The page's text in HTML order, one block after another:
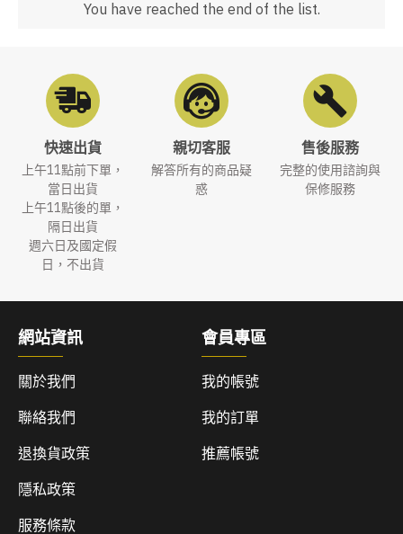
You have reached the end of the list.
快速出貨
上午11點前下單，
當日出貨
上午11點後的單，
隔日出貨
週六日及國定假
日，不出貨
親切客服
解答所有的商品疑
惑
售後服務
完整的使用諮詢與
保修服務
網站資訊
關於我們
聯絡我們
退換貨政策
隱私政策
服務條款
會員專區
我的帳號
我的訂單
推薦帳號